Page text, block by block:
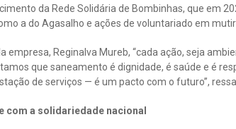
da Rede Solidária de Bombinhas, que em
a do Agasalho e ações de voluntariado em
empresa, Reginalva Mureb, “cada ação, seja
que saneamento é dignidade, é saúde e é
de serviços — é um pacto com o futuro”,
com a solidariedade nacional